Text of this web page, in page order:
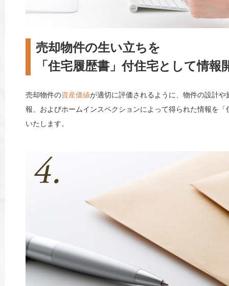
売却物件の生い立ちを
「住宅履歴書」付住宅として情報
売却物件の資産価値が適切に評価されるように、物件の設計
報、およびホームインスペクションによって得られた情報を
いたします。